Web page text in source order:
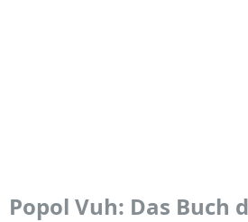
Popol Vuh: Das Buch